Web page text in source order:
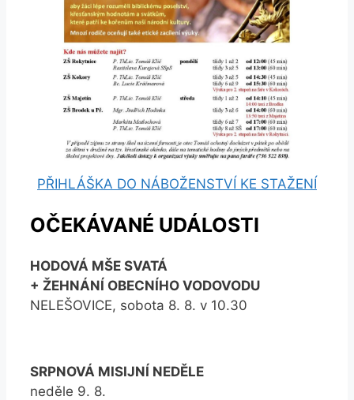
PŘIHLÁŠKA DO NÁBOŽENSTVÍ KE STAŽENÍ
OČEKÁVANÉ UDÁLOSTI
HODOVÁ MŠE SVATÁ
+ ŽEHNÁNÍ OBECNÍHO VODOVODU
NELEŠOVICE, sobota 8. 8. v 10.30
SRPNOVÁ MISIJNÍ NEDĚLE
neděle 9. 8.